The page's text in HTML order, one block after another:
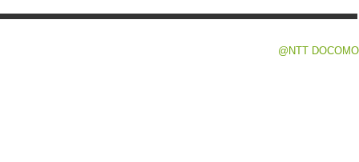
@NTT DOCOMO